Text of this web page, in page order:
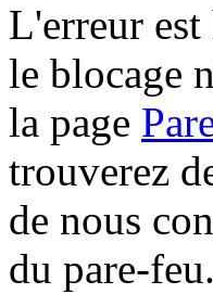
L'erreur
le blocage
la page
trouverez
de nous
du pare-feu.